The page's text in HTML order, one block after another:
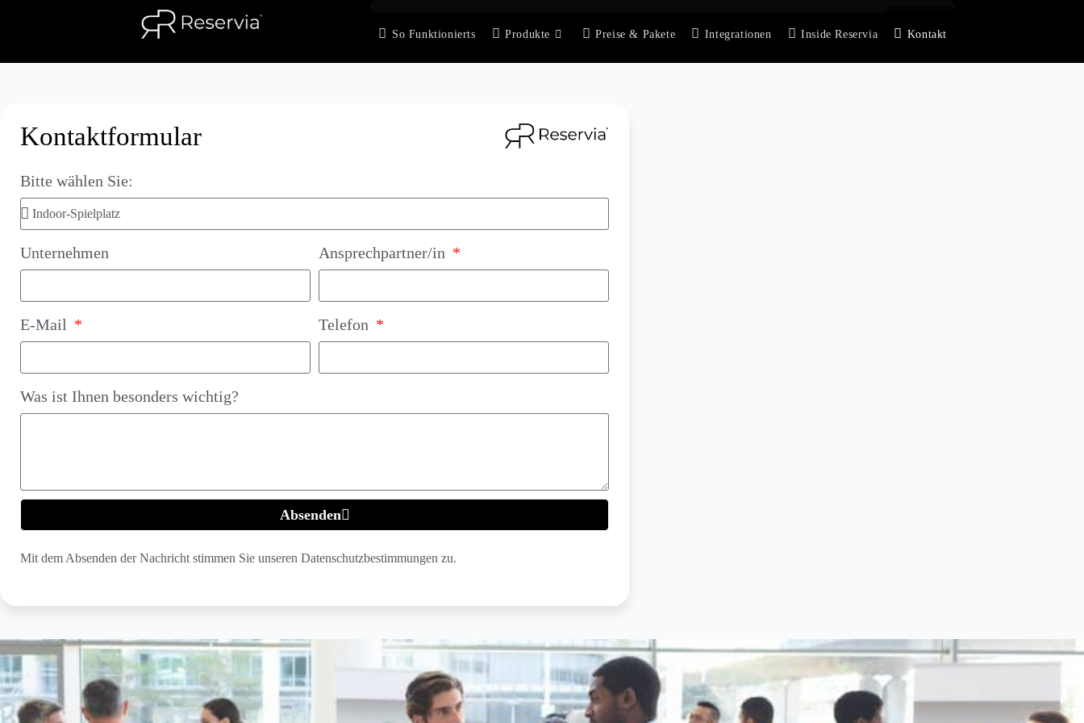
So Funktionierts Produkte Preise & Pakete Integrationen Inside Reservia Kontakt
Kontaktformular
Bitte wählen Sie:
Unternehmen Ansprechpartner/in
E-Mail Telefon
Was ist Ihnen besonders wichtig?
Absenden
l
e
n
a
t
Mit dem Absenden der Nachricht stimmen Sie unseren Datenschutzbestimmungen zu.